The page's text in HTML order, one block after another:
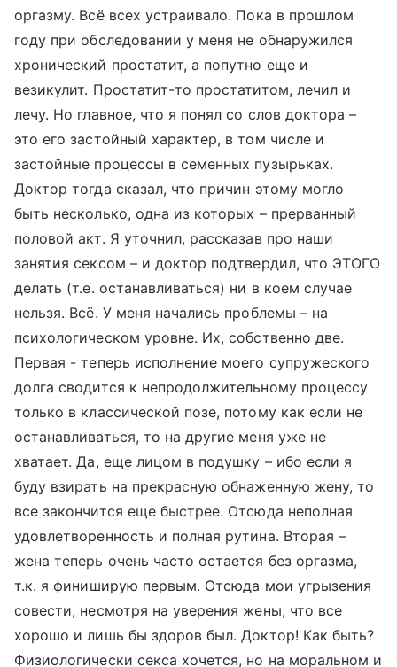
оргазму. Всё всех устраивало. Пока в прошлом
году при обследовании у меня не обнаружился
хронический простатит, а попутно еще и
везикулит. Простатит-то простатитом, лечил и
лечу. Но главное, что я понял со слов доктора –
это его застойный характер, в том числе и
застойные процессы в семенных пузырьках.
Доктор тогда сказал, что причин этому могло
быть несколько, одна из которых – прерванный
половой акт. Я уточнил, рассказав про наши
занятия сексом – и доктор подтвердил, что ЭТОГО
делать (т.е. останавливаться) ни в коем случае
нельзя. Всё. У меня начались проблемы – на
психологическом уровне. Их, собственно две.
Первая - теперь исполнение моего супружеского
долга сводится к непродолжительному процессу
только в классической позе, потому как если не
останавливаться, то на другие меня уже не
хватает. Да, еще лицом в подушку – ибо если я
буду взирать на прекрасную обнаженную жену, то
все закончится еще быстрее. Отсюда неполная
удовлетворенность и полная рутина. Вторая –
жена теперь очень часто остается без оргазма,
т.к. я финиширую первым. Отсюда мои угрызения
совести, несмотря на уверения жены, что все
хорошо и лишь бы здоров был. Доктор! Как быть?
Физиологически секса хочется, но на моральном и